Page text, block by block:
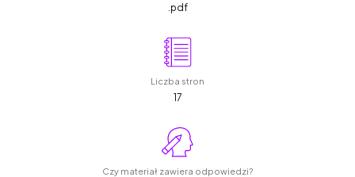
.pdf
Liczba stron
17
Czy materiał zawiera odpowiedzi?